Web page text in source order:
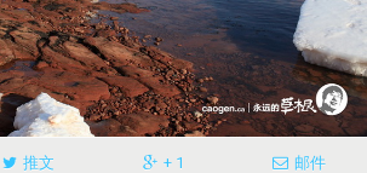
推文 + 1 邮件